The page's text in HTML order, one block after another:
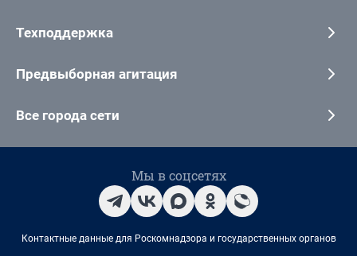
Техподдержка
Предвыборная агитация
Все города сети
Мы в соцсетях
Контактные данные для Роскомнадзора и государственных органов